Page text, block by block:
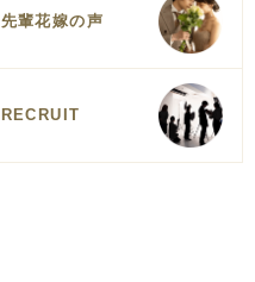
先輩花嫁の声
RECRUIT